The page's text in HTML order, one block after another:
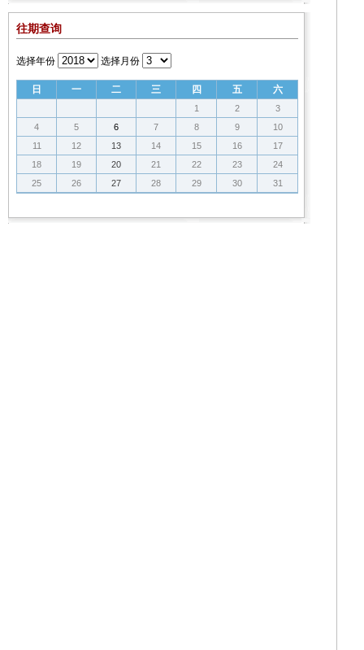
往期查询
选择年份 选择月份
日 一 二 三 四 五 六
1 2
3
4
5 6 7 8 9
10
11
12 13 14 15 16
17
18
19 20 21 22 23
24
25
26 27 28 29 30 31